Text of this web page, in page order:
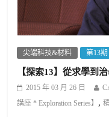
尖端科技&材料 第13
【探索13】從求學到
2015 年 03 月 26 日
講座 * Exploration Series】 ,